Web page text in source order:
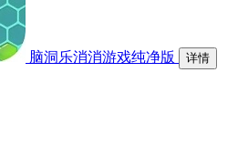
脑洞乐消消游戏纯净版 详情